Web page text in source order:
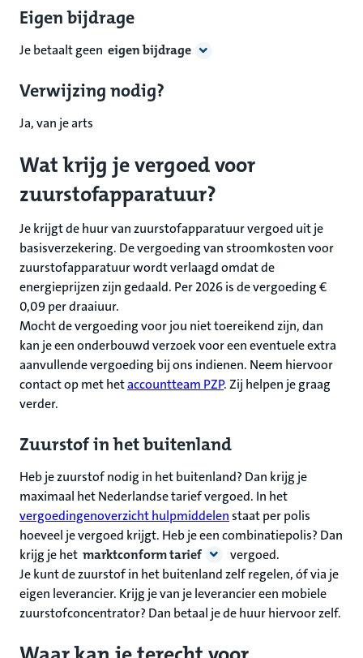
Eigen bijdrage
Je betaalt geen eigen bijdrage
Verwijzing nodig?
Ja, van je arts
Wat krijg je vergoed voor
zuurstofapparatuur?
Je krijgt de huur van zuurstofapparatuur vergoed uit je
basisverzekering. De vergoeding van stroomkosten voor
zuurstofapparatuur wordt verlaagd omdat de
energieprijzen zijn gedaald. Per 2026 is de vergoeding €
0,09 per draaiuur.
Mocht de vergoeding voor jou niet toereikend zijn, dan
kan je een onderbouwd verzoek voor een eventuele extra
aanvullende vergoeding bij ons indienen. Neem hiervoor
contact op met hetaccountteam PZP. Zij helpen je graag
verder.
Zuurstof in het buitenland
Heb je zuurstof nodig in het buitenland? Dan krijg je
maximaal het Nederlandse tarief vergoed. In het
vergoedingenoverzicht hulpmiddelenstaat per polis
hoeveel je vergoed krijgt. Heb je een combinatiepolis? Dan
krijg je het marktconform tarief
vergoed.
Je kunt de zuurstof in het buitenland zelf regelen, óf via je
eigen leverancier. Krijg je van je leverancier een mobiele
zuurstofconcentrator? Dan betaal je de huur hiervoor zelf.